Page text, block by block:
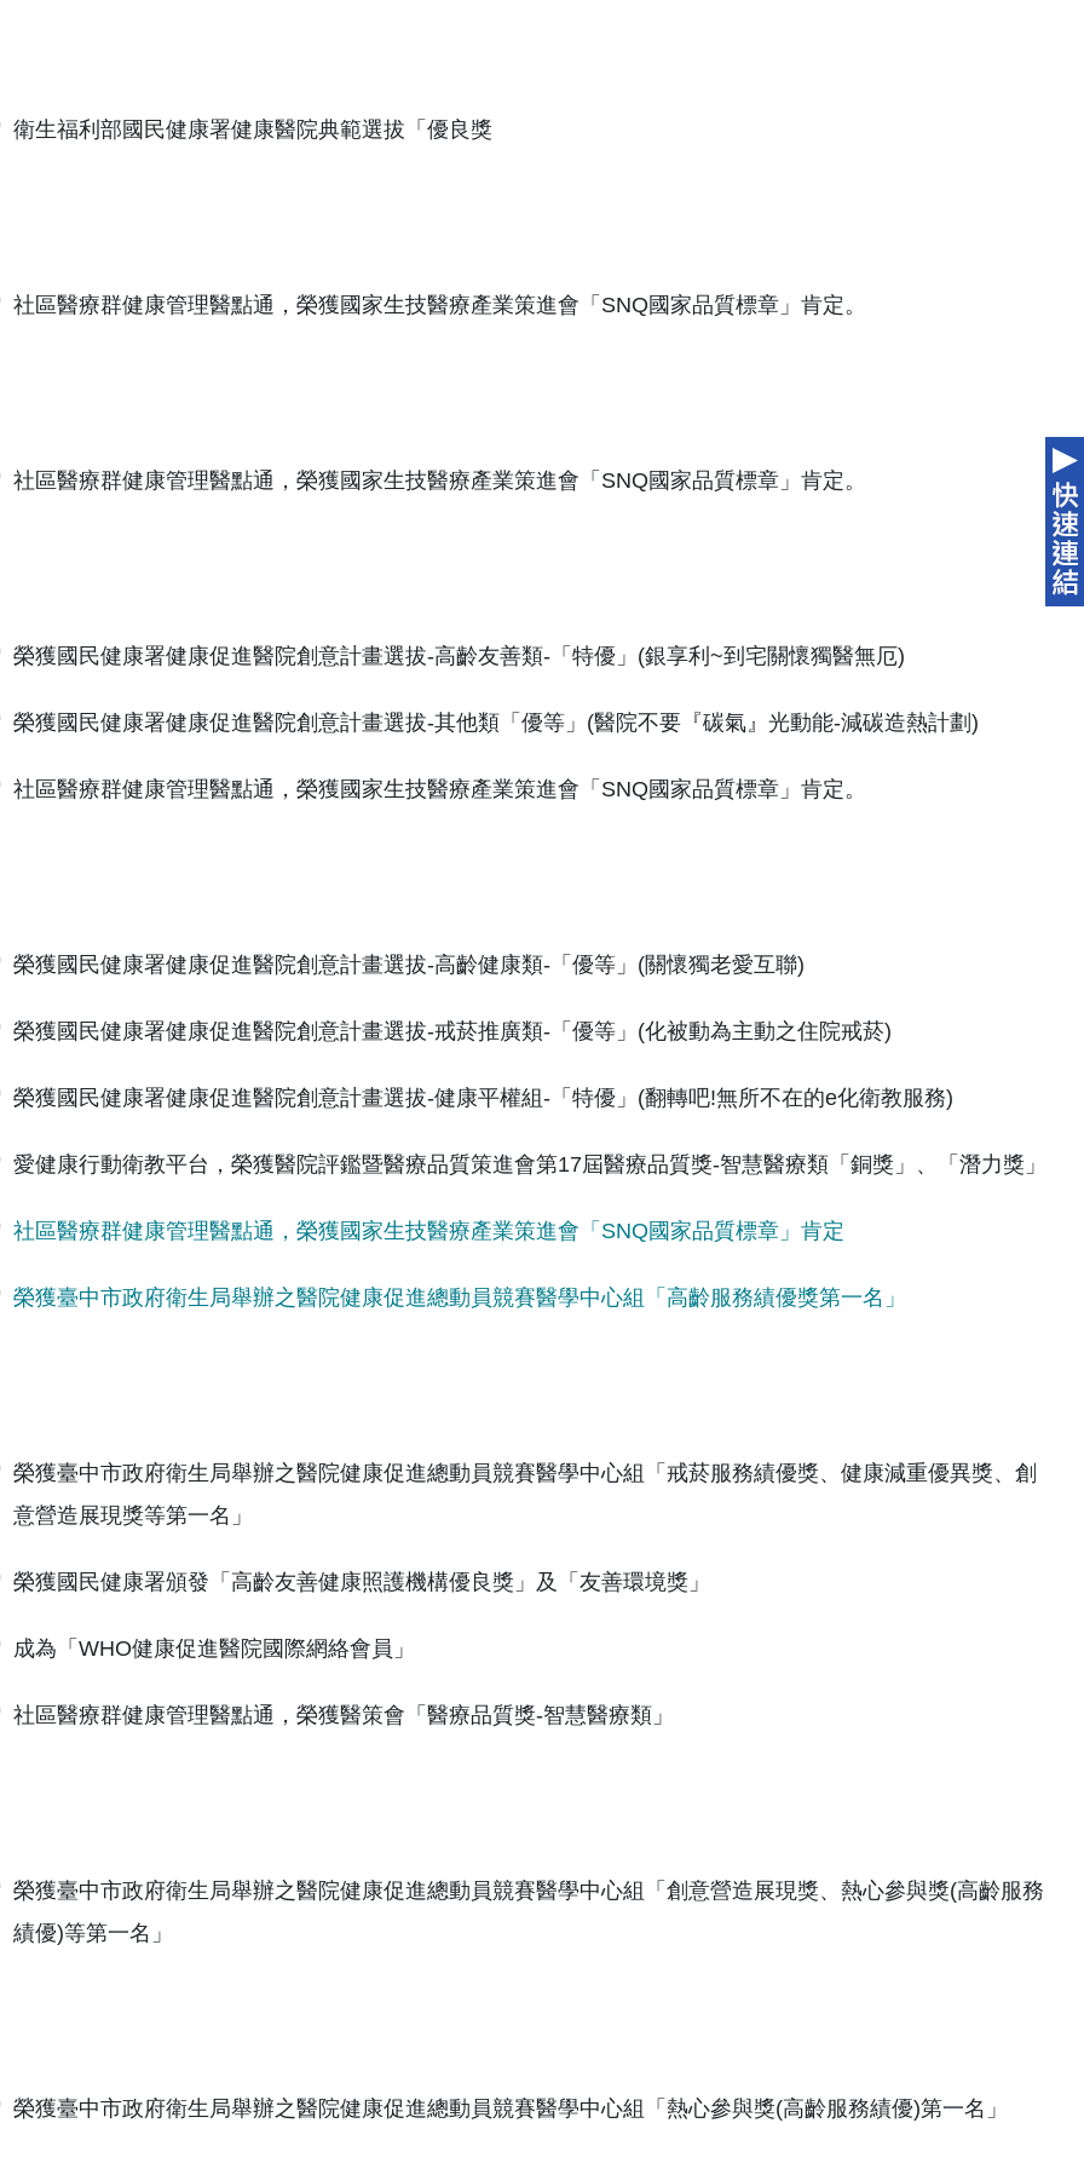
衛生福利部國民健康署健康醫院典範選拔「優良獎
社區醫療群健康管理醫點通，榮獲國家生技醫療產業策進會「SNQ國家品質標章」肯定。
社區醫療群健康管理醫點通，榮獲國家生技醫療產業策進會「SNQ國家品質標章」肯定。
榮獲國民健康署健康促進醫院創意計畫選拔-高齡友善類-「特優」(銀享利~到宅關懷獨醫無厄)
榮獲國民健康署健康促進醫院創意計畫選拔-其他類「優等」(醫院不要『碳氣』光動能-減碳造熱計劃)
社區醫療群健康管理醫點通，榮獲國家生技醫療產業策進會「SNQ國家品質標章」肯定。
榮獲國民健康署健康促進醫院創意計畫選拔-高齡健康類-「優等」(關懷獨老愛互聯)
榮獲國民健康署健康促進醫院創意計畫選拔-戒菸推廣類-「優等」(化被動為主動之住院戒菸)
榮獲國民健康署健康促進醫院創意計畫選拔-健康平權組-「特優」(翻轉吧!無所不在的e化衛教服務)
愛健康行動衛教平台，榮獲醫院評鑑暨醫療品質策進會第17屆醫療品質獎-智慧醫療類「銅獎」、「潛力獎」
社區醫療群健康管理醫點通，榮獲國家生技醫療產業策進會「SNQ國家品質標章」肯定
榮獲臺中市政府衛生局舉辦之醫院健康促進總動員競賽醫學中心組「高齡服務績優獎第一名」
榮獲臺中市政府衛生局舉辦之醫院健康促進總動員競賽醫學中心組「戒菸服務績優獎、健康減重優異獎、創
意營造展現獎等第一名」
榮獲國民健康署頒發「高齡友善健康照護機構優良獎」及「友善環境獎」
成為「WHO健康促進醫院國際網絡會員」
社區醫療群健康管理醫點通，榮獲醫策會「醫療品質獎-智慧醫療類」
榮獲臺中市政府衛生局舉辦之醫院健康促進總動員競賽醫學中心組「創意營造展現獎、熱心參與獎(高齡服務
績優)等第一名」
榮獲臺中市政府衛生局舉辦之醫院健康促進總動員競賽醫學中心組「熱心參與獎(高齡服務績優)第一名」